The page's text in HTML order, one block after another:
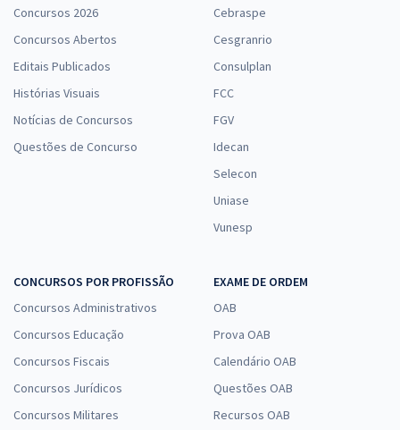
Concursos 2026
Concursos Abertos
Editais Publicados
Histórias Visuais
Notícias de Concursos
Questões de Concurso
Cebraspe
Cesgranrio
Consulplan
FCC
FGV
Idecan
Selecon
Uniase
Vunesp
CONCURSOS POR PROFISSÃO
Concursos Administrativos
Concursos Educação
Concursos Fiscais
Concursos Jurídicos
Concursos Militares
EXAME DE ORDEM
OAB
Prova OAB
Calendário OAB
Questões OAB
Recursos OAB